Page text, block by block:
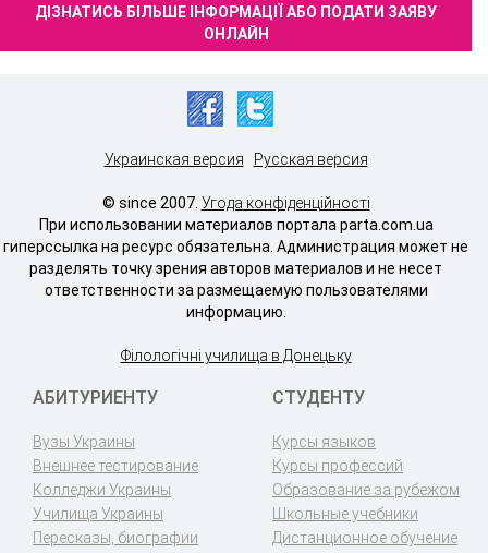
ДІЗНАТИСЬ БІЛЬШЕ ІНФОРМАЦІЇ АБО ПОДАТИ ЗАЯВУ
ОНЛАЙН
Украинская версия Русская версия
© since 2007. Угода конфіденційності
При использовании материалов портала parta.com.ua
гиперссылка на ресурс обязательна. Администрация может не
разделять точку зрения авторов материалов и не несет
ответственности за размещаемую пользователями
информацию.
Філологічні училища в Донецьку
АБИТУРИЕНТУ
Вузы Украины
Внешнее тестирование
Колледжи Украины
Училища Украины
Пересказы, биографии
СТУДЕНТУ
Курсы языков
Курсы профессий
Образование за рубежом
Школьные учебники
Дистанционное обучение